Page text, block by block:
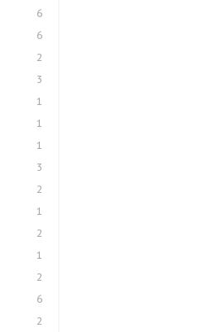
6
6
2
3
1
1
1
3
2
1
2
1
2
6
2